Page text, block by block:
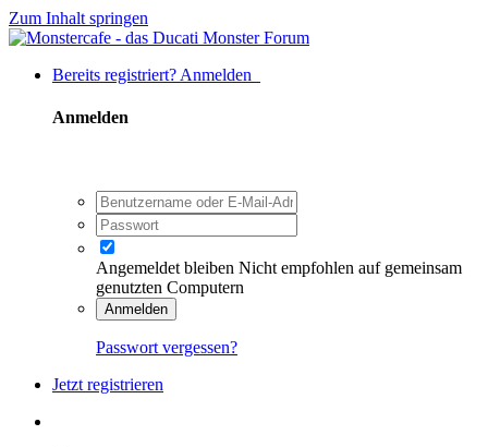
Zum Inhalt springen
Bereits registriert? Anmelden
Anmelden
Angemeldet bleiben Nicht empfohlen auf gemeinsam
genutzten Computern
Anmelden
Passwort vergessen?
Jetzt registrieren